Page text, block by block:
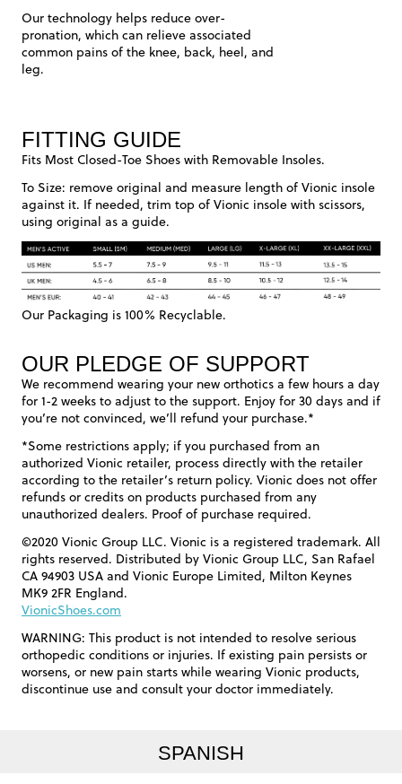
Our technology helps reduce over-
pronation, which can relieve associated
common pains of the knee, back, heel, and
leg.
FITTING GUIDE
Fits Most Closed-Toe Shoes with Removable Insoles.
To Size: remove original and measure length of Vionic insole
against it. If needed, trim top of Vionic insole with scissors,
using original as a guide.
Our Packaging is 100% Recyclable.
OUR PLEDGE OF SUPPORT
We recommend wearing your new orthotics a few hours a day
for 1-2 weeks to adjust to the support. Enjoy for 30 days and if
you’re not convinced, we’ll refund your purchase.*
*Some restrictions apply; if you purchased from an
authorized Vionic retailer, process directly with the retailer
according to the retailer’s return policy. Vionic does not offer
refunds or credits on products purchased from any
unauthorized dealers. Proof of purchase required.
©2020 Vionic Group LLC. Vionic is a registered trademark. All
rights reserved. Distributed by Vionic Group LLC, San Rafael
CA 94903 USA and Vionic Europe Limited, Milton Keynes
MK9 2FR England.
VionicShoes.com
WARNING: This product is not intended to resolve serious
orthopedic conditions or injuries. If existing pain persists or
worsens, or new pain starts while wearing Vionic products,
discontinue use and consult your doctor immediately.
SPANISH